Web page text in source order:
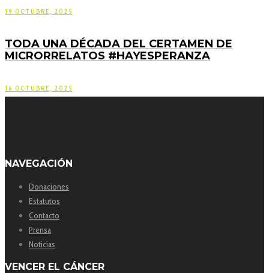
19 OCTUBRE, 2025
TODA UNA DÉCADA DEL CERTAMEN DE
MICRORRELATOS #HAYESPERANZA
16 OCTUBRE, 2025
NAVEGACIÓN
Donaciones
Estatutos
Contacto
Prensa
Noticias
VENCER EL CÁNCER